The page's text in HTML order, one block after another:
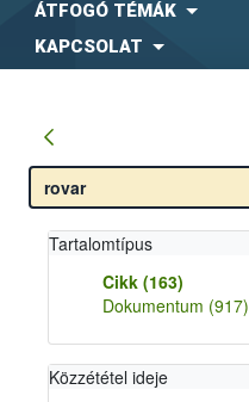
ÁTFOGÓ TÉMÁK
KAPCSOLAT
Tartalomtípus
Cikk (163)
Dokumentum (917)
Közzététel ideje